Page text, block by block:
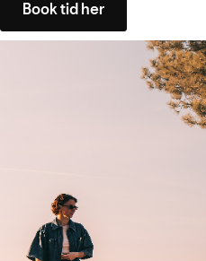
Book tid her